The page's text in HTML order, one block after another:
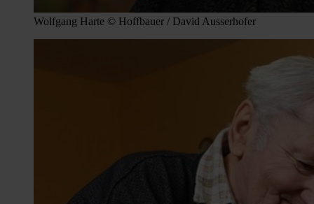
Wolfgang Harte © Hoffbauer / David Ausserhofer